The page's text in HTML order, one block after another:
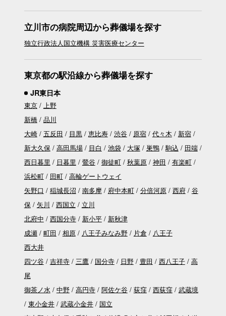
立川市の病院周辺から葬儀場を探す
独立行政法人国立機構 災害医療センター
東京都の駅沿線から葬儀場を探す
JR東日本
東京
上野
新橋
品川
大崎
五反田 目黒 恵比寿 渋谷 原宿 代々木
新宿
新大久保
高田馬場 目白 池袋 大塚 巣鴨 駒込
田端
西日暮里
日暮里 鶯谷 御徒町 秋葉原 神田
有楽町
浜松町
田町
高輪ゲートウェイ
矢野口
稲城長沼 南多摩 府中本町 分倍河原 西府
谷
保
矢川 西国立
立川
北府中
西国分寺 新小平
新秋津
成瀬
町田 相原 八王子みなみ野 片倉
八王子
西大井
四ツ谷
吉祥寺 三鷹 国分寺 日野 豊田 西八王子
高
尾
御茶ノ水
中野 高円寺 阿佐ケ谷 荻窪 西荻窪
武蔵境
東小金井
武蔵小金井
国立